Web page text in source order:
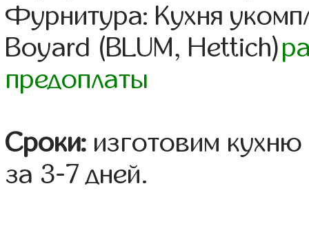
Фурнитура: Кухня
Boyard (BLUM, Hettich)
предоплаты
Сроки: изготовим
за 3-7 дней.